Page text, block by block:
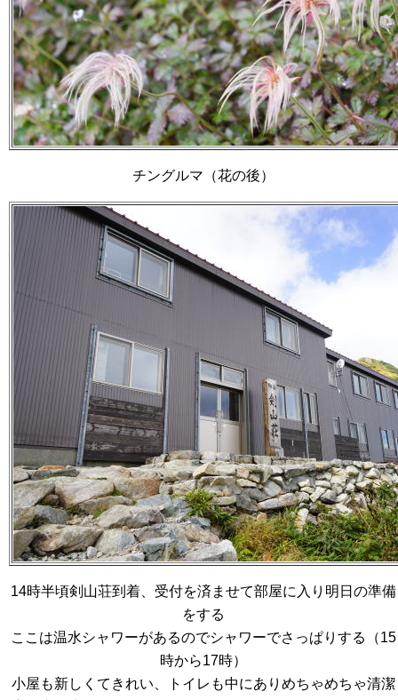
チングルマ（花の後）
14時半頃剣山荘到着、受付を済ませて部屋に入り明日の準備
をする
ここは温水シャワーがあるのでシャワーでさっぱりする（15
時から17時）
小屋も新しくてきれい、トイレも中にありめちゃめちゃ清潔